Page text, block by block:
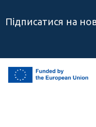
Підписатися на